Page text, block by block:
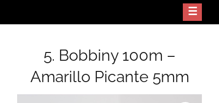
5. Bobbiny 100m –
Amarillo Picante 5mm